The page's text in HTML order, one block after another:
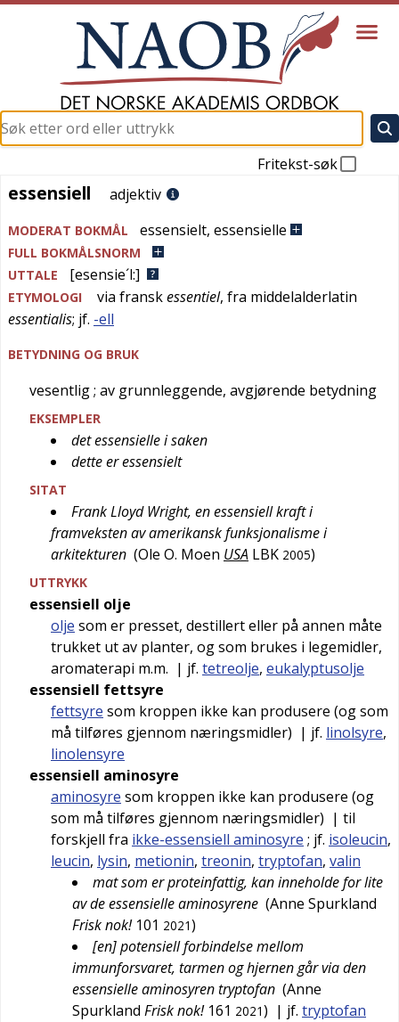
Fritekst-søk
essensiell
essensiell adjektiv
MODERAT BOKMÅL essensielt, essensielle
FULL BOKMÅLSNORM
UTTALE
[esensie´l:]
ETYMOLOGI via franskessentiel, fra middelalderlatin
essentialis; jf. -ell
BETYDNING OG BRUK
vesentlig; av grunnleggende, avgjørende betydning
EKSEMPLER
det essensielle i saken
dette er essensielt
SITAT
Frank Lloyd Wright, en essensiell kraft i
framveksten av amerikansk funksjonalisme i
arkitekturen (Ole O. Moen USA LBK 2005)
UTTRYKK
essensiell olje
olje som er presset, destillert eller på annen måte
trukket ut av planter, og som brukes i legemidler,
aromaterapi m.m. | jf. tetreolje, eukalyptusolje
essensiell fettsyre
fettsyre som kroppen ikke kan produsere (og som
må tilføres gjennom næringsmidler) | jf. linolsyre,
linolensyre
essensiell aminosyre
aminosyre som kroppen ikke kan produsere (og
som må tilføres gjennom næringsmidler) | til
forskjell fra ikke-essensiell aminosyre ; jf. isoleucin,
leucin, lysin, metionin, treonin, tryptofan, valin
mat som er proteinfattig, kan inneholde for lite
av de essensielle aminosyrene (Anne Spurkland
Frisk nok! 101 2021)
[en] potensiell forbindelse mellom
immunforsvaret, tarmen og hjernen går via den
essensielle aminosyren tryptofan (Anne
Spurkland Frisk nok! 161 2021) | jf. tryptofan